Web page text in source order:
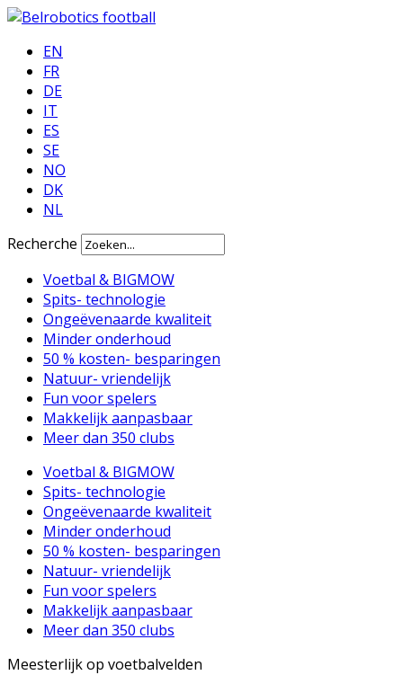
EN
FR
DE
IT
ES
SE
NO
DK
NL
Recherche
Voetbal & BIGMOW
Spits- technologie
Ongeëvenaarde kwaliteit
Minder onderhoud
50 % kosten- besparingen
Natuur- vriendelijk
Fun voor spelers
Makkelijk aanpasbaar
Meer dan 350 clubs
Voetbal & BIGMOW
Spits- technologie
Ongeëvenaarde kwaliteit
Minder onderhoud
50 % kosten- besparingen
Natuur- vriendelijk
Fun voor spelers
Makkelijk aanpasbaar
Meer dan 350 clubs
Meesterlijk op voetbalvelden